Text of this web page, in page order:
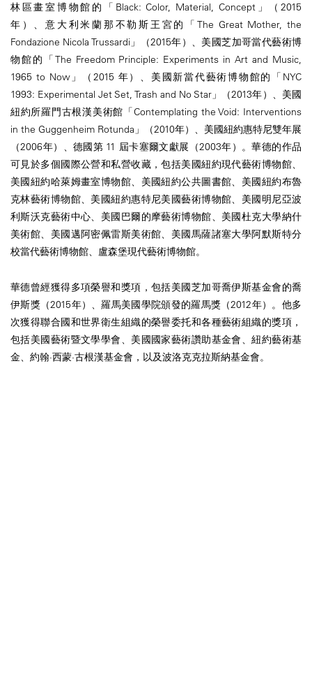
林區畫室博物館的「Black: Color, Material, Concept」（2015
年）、意大利米蘭那不勒斯王宮的「The Great Mother, the
Fondazione Nicola Trussardi」（2015年）、美國芝加哥當代藝術博
物館的「The Freedom Principle: Experiments in Art and Music,
1965 to Now」（2015 年）、美國新當代藝術博物館的「NYC
1993: Experimental Jet Set, Trash and No Star」（2013年）、美國
紐約所羅門古根漢美術館「Contemplating the Void: Interventions
in the Guggenheim Rotunda」（2010年）、美國紐約惠特尼雙年展
（2006年）、德國第 11 屆卡塞爾文獻展（2003年）。華德的作品
可見於多個國際公營和私營收藏，包括美國紐約現代藝術博物館、
美國紐約哈萊姆畫室博物館、美國紐約公共圖書館、美國紐約布魯
克林藝術博物館、美國紐約惠特尼美國藝術博物館、美國明尼亞波
利斯沃克藝術中心、美國巴爾的摩藝術博物館、美國杜克大學納什
美術館、美國邁阿密佩雷斯美術館、美國馬薩諸塞大學阿默斯特分
校當代藝術博物館、盧森堡現代藝術博物館。
華德曾經獲得多項榮譽和獎項，包括美國芝加哥喬伊斯基金會的喬
伊斯獎（2015年）、羅馬美國學院頒發的羅馬獎（2012年）。他多
次獲得聯合國和世界衛生組織的榮譽委托和各種藝術組織的獎項，
包括美國藝術暨文學學會、美國國家藝術讚助基金會、紐約藝術基
金、約翰·西蒙·古根漢基金會，以及波洛克克拉斯納基金會。